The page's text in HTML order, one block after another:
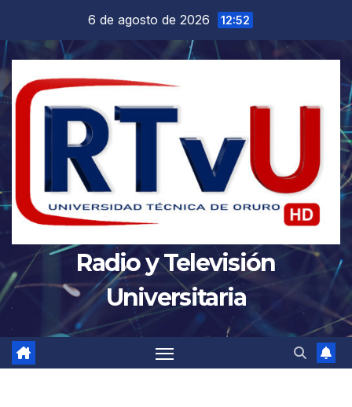
contenido
6 de agosto de 2026 12:52
Radio y Televisión
Universitaria